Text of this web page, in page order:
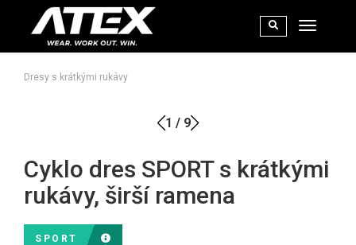
Cyklo dres SPORT s krátkými
rukávy, širší ramena
SPORT
Dresy s krátkými rukávy
1 / 9